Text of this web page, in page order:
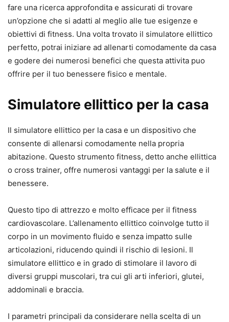
fare una ricerca approfondita e assicurati di trovare
un’opzione che si adatti al meglio alle tue esigenze e
obiettivi di fitness. Una volta trovato il simulatore ellittico
perfetto, potrai iniziare ad allenarti comodamente da casa
e godere dei numerosi benefici che questa attivita puo
offrire per il tuo benessere fisico e mentale.
Simulatore ellittico per la casa
Il simulatore ellittico per la casa e un dispositivo che
consente di allenarsi comodamente nella propria
abitazione. Questo strumento fitness, detto anche ellittica
o cross trainer, offre numerosi vantaggi per la salute e il
benessere.
Questo tipo di attrezzo e molto efficace per il fitness
cardiovascolare. L’allenamento ellittico coinvolge tutto il
corpo in un movimento fluido e senza impatto sulle
articolazioni, riducendo quindi il rischio di lesioni. Il
simulatore ellittico e in grado di stimolare il lavoro di
diversi gruppi muscolari, tra cui gli arti inferiori, glutei,
addominali e braccia.
I parametri principali da considerare nella scelta di un